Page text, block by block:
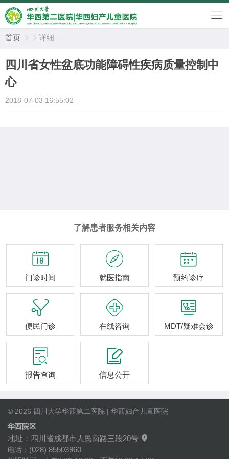
首页   详细
四川省女性盆底功能障碍性疾病质量控制中
心
2018-07-03 16:55:02
了解患者服务相关内容

门诊时间

就医指南

预约诊疗

便民门诊

在线咨询

MDT/疑难会诊

报告查询

信息公开
© 2026 四川大学华西第二医院 | 华西妇产儿童医院
华西院区
地址：四川省成都市人民南路三段20号 
电话： (028) 85503960